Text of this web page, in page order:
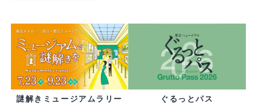
謎解きミュージアムラリー
ぐるっとパス